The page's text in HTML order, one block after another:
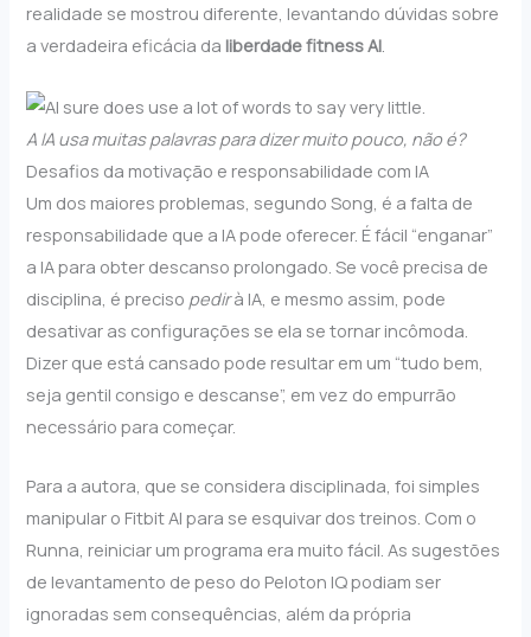
realidade se mostrou diferente, levantando dúvidas sobre
a verdadeira eficácia da liberdade fitness AI.
A IA usa muitas palavras para dizer muito pouco, não é?
Desafios da motivação e responsabilidade com IA
Um dos maiores problemas, segundo Song, é a falta de
responsabilidade que a IA pode oferecer. É fácil “enganar”
a IA para obter descanso prolongado. Se você precisa de
disciplina, é preciso pedirà IA, e mesmo assim, pode
desativar as configurações se ela se tornar incômoda.
Dizer que está cansado pode resultar em um “tudo bem,
seja gentil consigo e descanse”, em vez do empurrão
necessário para começar.
Para a autora, que se considera disciplinada, foi simples
manipular o Fitbit AI para se esquivar dos treinos. Com o
Runna, reiniciar um programa era muito fácil. As sugestões
de levantamento de peso do Peloton IQ podiam ser
ignoradas sem consequências, além da própria